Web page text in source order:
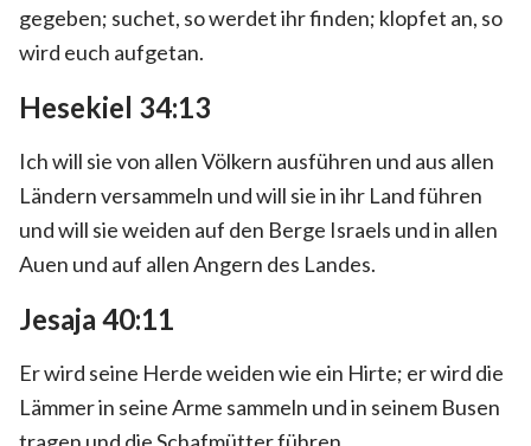
gegeben; suchet, so werdet ihr finden; klopfet an, so
wird euch aufgetan.
Hesekiel 34:13
Ich will sie von allen Völkern ausführen und aus allen
Ländern versammeln und will sie in ihr Land führen
und will sie weiden auf den Berge Israels und in allen
Auen und auf allen Angern des Landes.
Jesaja 40:11
Er wird seine Herde weiden wie ein Hirte; er wird die
Lämmer in seine Arme sammeln und in seinem Busen
tragen und die Schafmütter führen.